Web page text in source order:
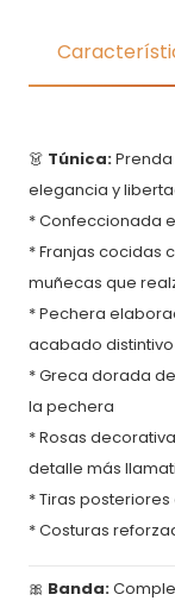
Patria
👗 Túnica:
elegancia y
* Confeccionada
* Franjas cocidas
muñecas que
* Pechera
acabado
* Greca dorada
la pechera
* Rosas
detalle más
* Tiras
* Costuras
🎀 Banda: